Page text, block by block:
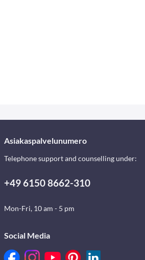
Asiakaspalvelunumero
Telephone support and counselling under:
+49 6150 8662-310
Mon-Fri, 10 am - 5 pm
Social Media